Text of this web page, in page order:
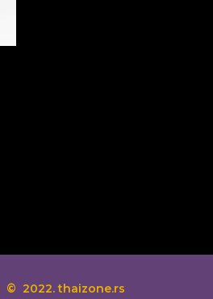
© 2022. thaizone.rs